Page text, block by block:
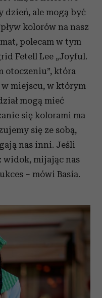
dzień, ale mogą być
kolorów na nasz
polecam w tym
Fetell Lee „Joyful.
otoczeniu”, która
miejscu, w którym
mogą mieć
się kolorami ma
się ze sobą,
nas inni. Jeśli
widok, mijając nas
– mówi Basia.